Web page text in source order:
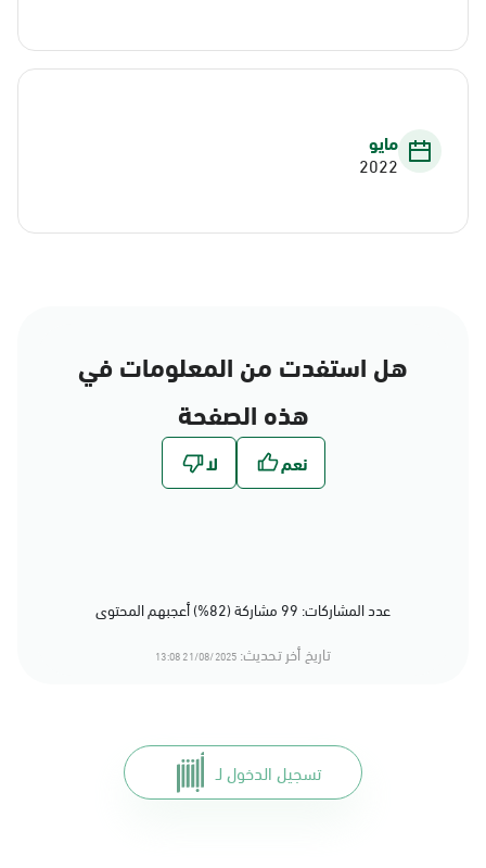
مايو
2022
هل استفدت من المعلومات في
هذه الصفحة
عدد المشاركات: 99 مشاركة (82%) أعجبهم المحتوى
تاريخ أخر تحديث: 21/08/2025 13:08
تسجيل الدخول لـ